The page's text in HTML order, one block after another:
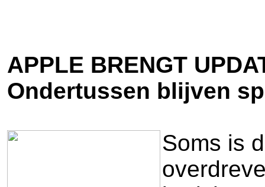
APPLE BRENGT
Ondertussen blijven
Soms is